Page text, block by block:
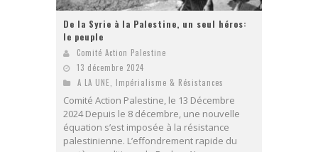
De la Syrie à la Palestine, un seul héros:
le peuple
Comité Action Palestine
13 décembre 2024
A LA UNE
Impérialisme & Résistances
Comité Action Palestine, le 13 Décembre
2024 Depuis le 8 décembre, une nouvelle
équation s’est imposée à la résistance
palestinienne. L’effondrement rapide du